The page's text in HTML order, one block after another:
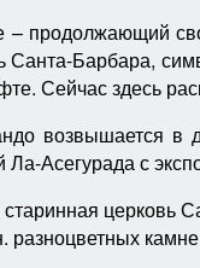
– продолжающий
Санта-Барбара,
Сейчас здесь
возвышается в
Асегурада с
церковь
разноцветных